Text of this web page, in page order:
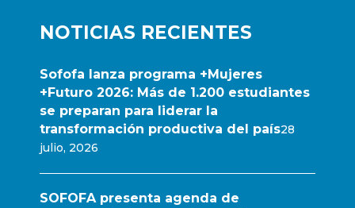
NOTICIAS RECIENTES
Sofofa lanza programa +Mujeres
+Futuro 2026: Más de 1.200 estudiantes
se preparan para liderar la
transformación productiva del país28
julio, 2026
SOFOFA presenta agenda de